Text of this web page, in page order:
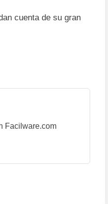
cuenta de su gran
Facilware.com